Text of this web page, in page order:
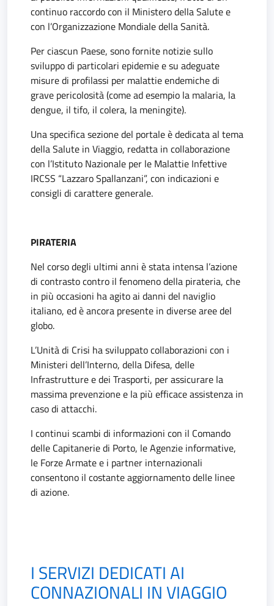
continuo raccordo con il Ministero della Salute e
con l’Organizzazione Mondiale della Sanità.
Per ciascun Paese, sono fornite notizie sullo
sviluppo di particolari epidemie e su adeguate
misure di profilassi per malattie endemiche di
grave pericolosità (come ad esempio la malaria, la
dengue, il tifo, il colera, la meningite).
Una specifica sezione del portale è dedicata al tema
della Salute in Viaggio, redatta in collaborazione
con l’Istituto Nazionale per le Malattie Infettive
IRCSS “Lazzaro Spallanzani”, con indicazioni e
consigli di carattere generale.
PIRATERIA
Nel corso degli ultimi anni è stata intensa l’azione
di contrasto contro il fenomeno della pirateria, che
in più occasioni ha agito ai danni del naviglio
italiano, ed è ancora presente in diverse aree del
globo.
L’Unità di Crisi ha sviluppato collaborazioni con i
Ministeri dell’Interno, della Difesa, delle
Infrastrutture e dei Trasporti, per assicurare la
massima prevenzione e la più efficace assistenza in
caso di attacchi.
I continui scambi di informazioni con il Comando
delle Capitanerie di Porto, le Agenzie informative,
le Forze Armate e i partner internazionali
consentono il costante aggiornamento delle linee
di azione.
I SERVIZI DEDICATI AI
CONNAZIONALI IN VIAGGIO